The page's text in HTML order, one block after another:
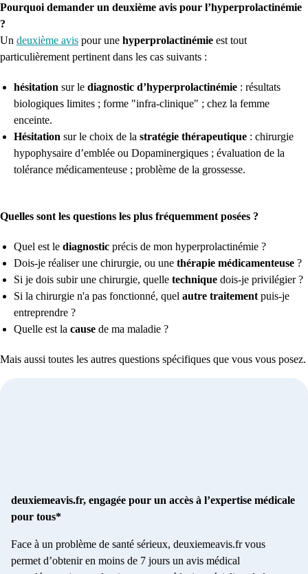
Pourquoi demander un deuxième avis pour l’hyperprolactinémie
?
Un deuxième avis pour une hyperprolactinémie est tout
particulièrement pertinent dans les cas suivants :
hésitation sur le diagnostic d’hyperprolactinémie : résultats
biologiques limites ; forme "infra-clinique" ; chez la femme
enceinte.
Hésitation sur le choix de la stratégie thérapeutique : chirurgie
hypophysaire d’emblée ou Dopaminergiques ; évaluation de la
tolérance médicamenteuse ; problème de la grossesse.
Quelles sont les questions les plus fréquemment posées ?
Quel est le diagnostic précis de mon hyperprolactinémie ?
Dois-je réaliser une chirurgie, ou une thérapie médicamenteuse ?
Si je dois subir une chirurgie, quelle technique dois-je privilégier ?
Si la chirurgie n'a pas fonctionné, quel autre traitement puis-je
entreprendre ?
Quelle est la cause de ma maladie ?
Mais aussi toutes les autres questions spécifiques que vous vous posez.
deuxiemeavis.fr, engagée pour un accès à l’expertise médicale
pour tous*
Face à un problème de santé sérieux, deuxiemeavis.fr vous
permet d’obtenir en moins de 7 jours un avis médical